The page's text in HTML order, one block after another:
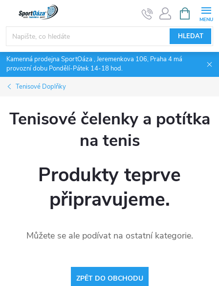
obsah
HLEDAT
NÁKUPNÍ
KOŠÍK
Kamenná prodejna SportOáza , Jeremenkova 106, Praha 4 má
provozní dobu Pondělí-Pátek 14-18 hod.
Tenisové Doplňky
Tenisové čelenky a potítka
na tenis
Produkty teprve
připravujeme.
Můžete se ale podívat na ostatní kategorie.
ZPĚT DO OBCHODU